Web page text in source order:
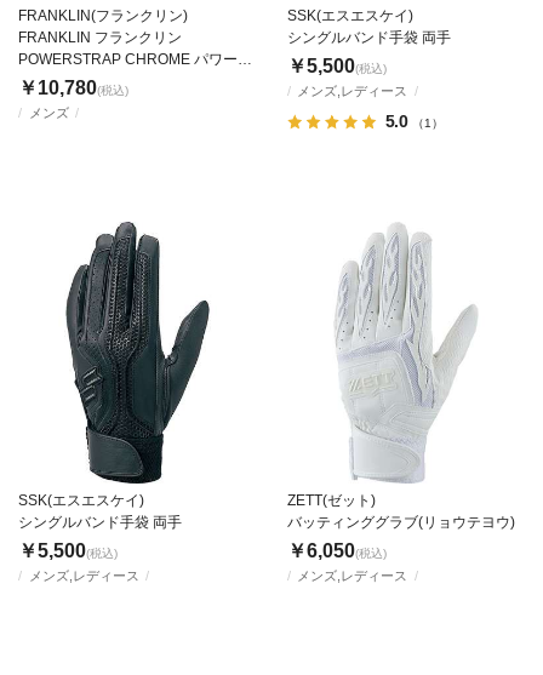
メンズ
FRANKLIN(フランクリン)
FRANKLIN フランクリン
POWERSTRAP CHROME パワース
トラップクローム
￥10,780(税込) メンズ,レディース
5.0 （1）
SSK(エスエスケイ)
シングルバンド手袋 両手
￥5,500(税込)
メンズ,レディース
SSK(エスエスケイ)
シングルバンド手袋 両手
￥5,500(税込)
メンズ,レディース
ZETT(ゼット)
バッティンググラブ(リョウテヨウ)
￥6,050(税込)